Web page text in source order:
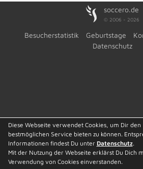
Team
soccero.de
© 2006 - 2026
Besucherstatistik Geburtstage
Datenschutz
Diese Webseite verwendet Cookies, um Dir den
bestmöglichen Service bieten zu können.
Informationen findest Du unter Datenschutz.
Mit der Nutzung der Webseite erklärst Du Dich
Verwendung von Cookies einverstanden.